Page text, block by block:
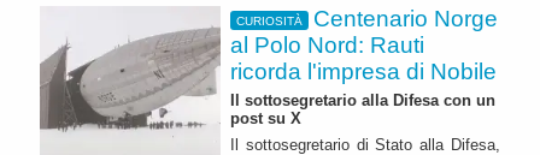
CURIOSITÀ
Centenario Norge
al Polo Nord: Rauti
ricorda l'impresa di Nobile
Il sottosegretario alla Difesa con un
post su X
Il sottosegretario di Stato alla Difesa,